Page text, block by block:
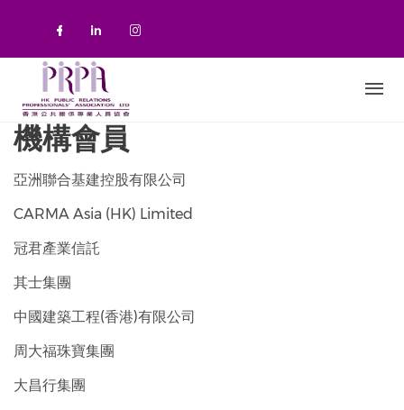
Check our social media on
Check our social media on
Check our social media on
機構會員
亞洲聯合基建控股有限公司
CARMA Asia (HK) Limited
冠君產業信託
其士集團
中國建築工程(香港)有限公司
周大福珠寶集團
大昌行集團